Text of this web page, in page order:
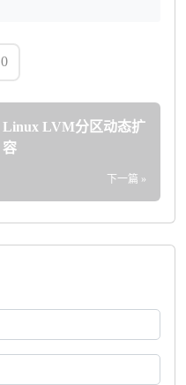
0
Linux LVM分区动态扩
容
下一篇 »